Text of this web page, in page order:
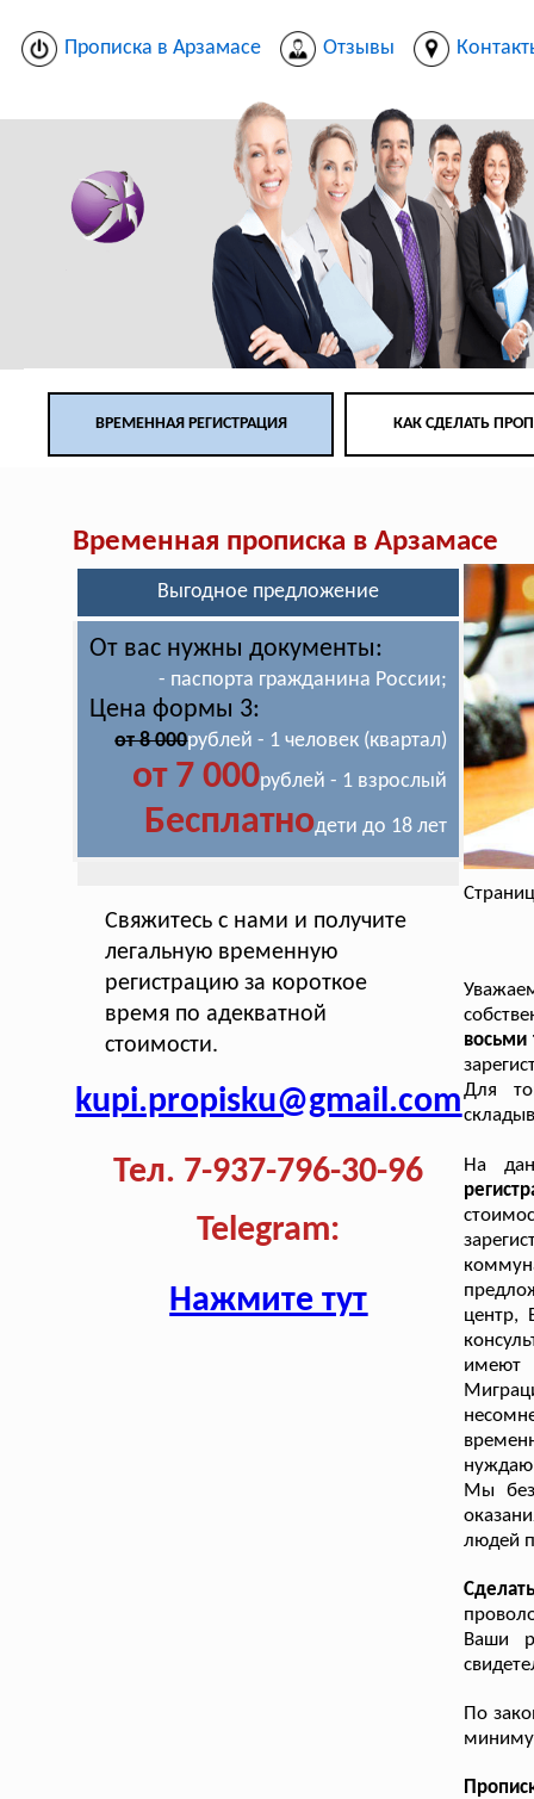
Прописка в Арзамасе Отзывы
ВРЕМЕННАЯ РЕГИСТРАЦИЯ КАК СДЕЛАТЬ
Временная прописка в Арзамасе
Выгодное предложение
От вас нужны документы:
- паспорта гражданина России;
Цена формы 3:
от 8 000рублей - 1 человек (квартал)
от 7 000рублей - 1 взрослый
Бесплатнодети до 18 лет
Свяжитесь с нами и получите
легальную временную
регистрацию за короткое
время по адекватной
стоимости.
kupi.propisku@gmail.com
Тел. 7-937-796-30-96
Telegram:
Нажмите тут
восьми
Для
На
центр,
имеют
Мы без
людей
Ваши
По